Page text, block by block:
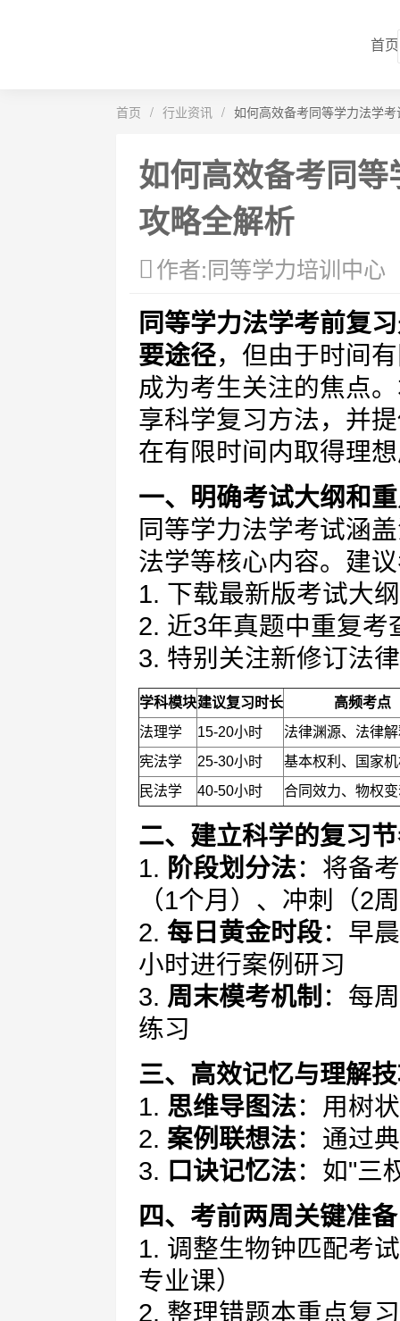
首页
首页 / 行业资讯 / 如何高效备考同等学力法学
如何高效备考同
攻略全解析
作者:同等学力培训中心
同等学力法学考前复
要途径，但由于时间
成为考生关注的焦点
享科学复习方法，并
在有限时间内取得理
一、明确考试大纲和
同等学力法学考试涵
法学等核心内容。建
1. 下载最新版考试大
2. 近3年真题中重复
3. 特别关注新修订法
学科模块建议复习时长
高频考点
法理学
15-20小时
法律渊源、法律
宪法学
25-30小时
基本权利、国家
民法学
40-50小时 合同效力、物权
二、建立科学的复习
1. 阶段划分法：将备
（1个月）、冲刺（2
2. 每日黄金时段：早
小时进行案例研习
3. 周末模考机制 ：每
练习
三、高效记忆与理解
1. 思维导图法：用树
2. 案例联想法：通过
3. 口诀记忆法：如"三
四、考前两周关键准备
1. 调整生物钟匹配考
专业课）
2. 整理错题本重点复